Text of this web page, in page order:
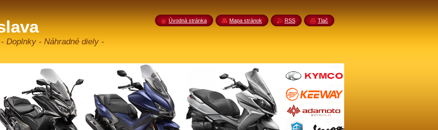
Doplnky - Náhradné diely -
Úvodná stránka Mapa stránok RSS Tlač